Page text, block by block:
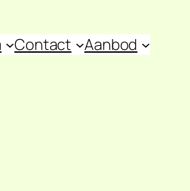
Contact Aanbod